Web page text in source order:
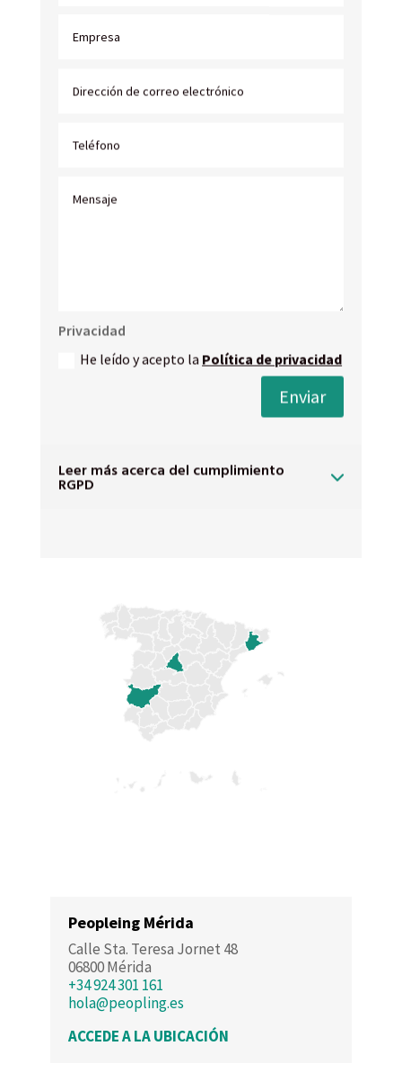
Privacidad
He leído y acepto la Política de privacidad
Enviar
Leer más acerca del cumplimiento
RGPD
Peopleing Mérida
Calle Sta. Teresa Jornet 48
06800 Mérida
+34 924 301 161
hola@peopling.es
ACCEDE A LA UBICACIÓN